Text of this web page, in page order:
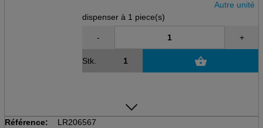
Autre unité
dispenser à 1 piece(s)
- +
Stk.
Référence:
LR206567